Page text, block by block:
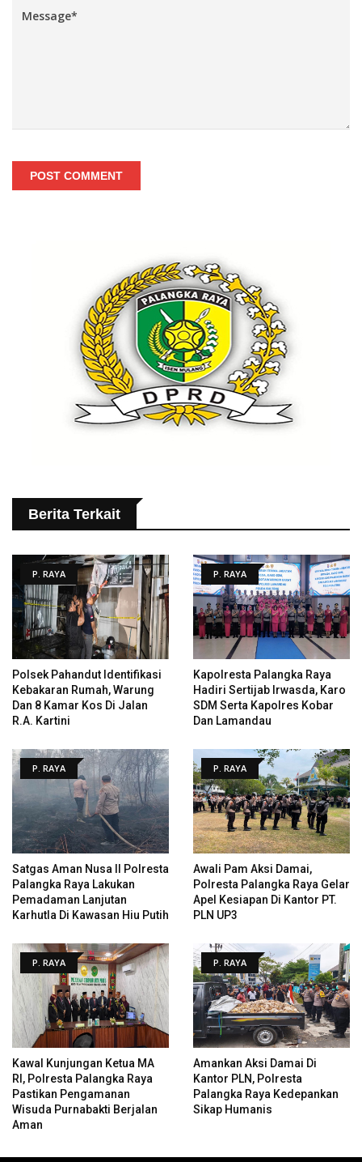
POST COMMENT
Berita Terkait
P. RAYA
Polsek Pahandut Identifikasi
Kebakaran Rumah, Warung
Dan 8 Kamar Kos Di Jalan
R.A. Kartini
P. RAYA
Kapolresta Palangka Raya
Hadiri Sertijab Irwasda, Karo
SDM Serta Kapolres Kobar
Dan Lamandau
P. RAYA
Satgas Aman Nusa II Polresta
Palangka Raya Lakukan
Pemadaman Lanjutan
Karhutla Di Kawasan Hiu Putih
P. RAYA
Awali Pam Aksi Damai,
Polresta Palangka Raya Gelar
Apel Kesiapan Di Kantor PT.
PLN UP3
P. RAYA
Kawal Kunjungan Ketua MA
RI, Polresta Palangka Raya
Pastikan Pengamanan
Wisuda Purnabakti Berjalan
Aman
P. RAYA
Amankan Aksi Damai Di
Kantor PLN, Polresta
Palangka Raya Kedepankan
Sikap Humanis